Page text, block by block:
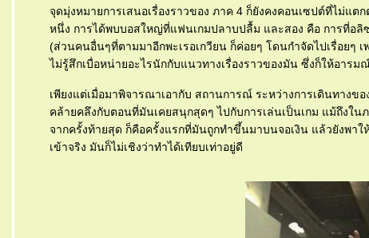
จุดมุ่งหมายการเสนอเรื่องราวของ ภาค 4 ก็ยังคงคอนเซปต์ที่ไม่แ
หนึ่ง การได้พบบอสใหญ่ที่แฟนเกมปลาบปลื้ม และสอง คือ การที่อ
(ส่วนคนอื่นๆที่ตามมาอีกพะเรอเกวียน ก็ค่อยๆ โดนกำจัดไปเรื่อยๆ
ไม่รู้สึกเบื่อหน่ายอะไรนักกับแนวทางเรื่องราวของมัน ซึ่งก็ให้อารม
เพียงแต่เมื่อมาพิจารณาเอากับ สถานการณ์ ระหว่างการเดินทาง
คล้ายคลึงกับตอนที่มันเคยสนุกสุดๆ ไปกับการเล่นเป็นเกม แม้ถึงใน
จากครั้งท้ายสุด ก็คือครั้งแรกที่มันถูกทำขึ้นมาบนจอเงิน แล้วยังพา
เข้าจริง มันก็ไม่เชิงว่าทำได้เทียบเท่าอยู่ดี